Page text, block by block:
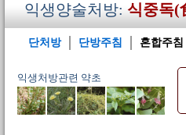
익생양술처방: 식중독(
단처방 단방주침 혼합주침
익생처방관련 약초